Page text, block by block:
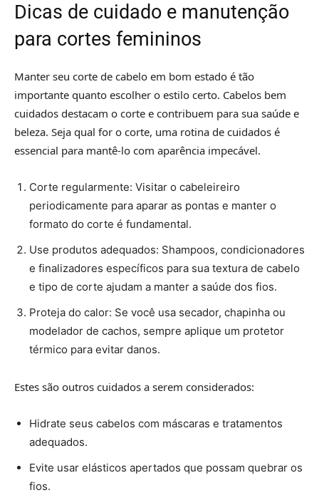
Dicas de cuidado e manutenção
para cortes femininos
Manter seu corte de cabelo em bom estado é tão
importante quanto escolher o estilo certo. Cabelos bem
cuidados destacam o corte e contribuem para sua saúde e
beleza. Seja qual for o corte, uma rotina de cuidados é
essencial para mantê-lo com aparência impecável.
Corte regularmente: Visitar o cabeleireiro
periodicamente para aparar as pontas e manter o
formato do corte é fundamental.
Use produtos adequados: Shampoos, condicionadores
e finalizadores específicos para sua textura de cabelo
e tipo de corte ajudam a manter a saúde dos fios.
Proteja do calor: Se você usa secador, chapinha ou
modelador de cachos, sempre aplique um protetor
térmico para evitar danos.
Estes são outros cuidados a serem considerados:
Hidrate seus cabelos com máscaras e tratamentos
adequados.
Evite usar elásticos apertados que possam quebrar os
fios.